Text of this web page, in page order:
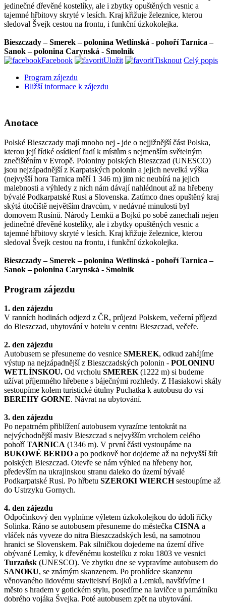
jedinečné dřevěné kostelíky, ale i zbytky opuštěných vesnic a
tajemné hřbitovy skryté v lesích. Kraj křižuje železnice, kterou
sledoval Švejk cestou na frontu, i funkční úzkokolejka.
Bieszczady – Smerek – polonina Wetlínská - pohoří Tarnica –
Sanok – polonina Carynská - Smolnik
Facebook
Uložit Tisknout Celý popis
Program zájezdu
Bližší informace k zájezdu
Anotace
Polské Bieszczady mají mnoho nej - jde o nejjižnější část Polska,
kterou její řídké osídlení řadí k místům s nejmenším světelným
znečištěním v Evropě. Poloniny polských Bieszczad (UNESCO)
jsou nejzápadnější z Karpatských polonin a jejich nevelká výška
(nejvyšší hora Tarnica měří 1 346 m) jim nic neubírá na jejich
malebnosti a výhledy z nich nám dávají nahlédnout až na hřebeny
bývalé Podkarpatské Rusi a Slovenska. Zatímco dnes opuštěný kraj
skýtá útočiště největším dravcům, v nedávné minulosti byl
domovem Rusínů. Národy Lemků a Bojků po sobě zanechali nejen
jedinečné dřevěné kostelíky, ale i zbytky opuštěných vesnic a
tajemné hřbitovy skryté v lesích. Kraj křižuje železnice, kterou
sledoval Švejk cestou na frontu, i funkční úzkokolejka.
Bieszczady – Smerek – polonina Wetlínská - pohoří Tarnica –
Sanok – polonina Carynská - Smolnik
Program zájezdu
1. den zájezdu
V ranních hodinách odjezd z ČR, průjezd Polskem, večerní příjezd
do Bieszczad, ubytování v hotelu v centru Bieszczad, večeře.
2. den zájezdu
Autobusem se přesuneme do vesnice SMEREK, odkud zahájíme
výstup na nejzápadnější z Bieszczadských polonin - POLONINU
WETLÍNSKOU. Od vrcholu SMEREK (1222 m) si budeme
užívat příjemného hřebene s báječnými rozhledy. Z Hasiakowi skály
sestoupíme kolem turistické útulny Puchatka k autobusu do vsi
BEREHY GORNE. Návrat na ubytování.
3. den zájezdu
Po nepatrném přiblížení autobusem vyrazíme tentokrát na
nejvýchodnější masiv Bieszczad s nejvyšším vrcholem celého
pohoříTARNICA (1346 m). V první části vystoupáme na
BUKOWÉ BERDO a po podkově hor dojdeme až na nejvyšší štít
polských Bieszczad. Otevře se nám výhled na hřebeny hor,
především na ukrajinskou stranu daleko do území bývalé
Podkarpatské Rusi. Po hřbetu SZEROKI WIERCHsestoupíme až
do Ustrzyku Gornych.
4. den zájezdu
Odpočinkový den vyplníme výletem úzkokolejkou do údolí říčky
Solinka. Ráno se autobusem přesuneme do městečka CISNA a
vláček nás vyveze do nitra Bieszczadských lesů, na samotnou
hranici se Slovenskem. Pak silničkou dojedeme na území dříve
obývané Lemky, k dřevěnému kostelíku z roku 1803 ve vesnici
Turzaňsk (UNESCO). Ve zbytku dne se vypravíme autobusem do
SANOKU, se známým skanzenem. Po prohlídce skanzenu
věnovaného lidovému stavitelství Bojků a Lemků, navštívíme i
město s hradem v gotickém stylu, posedíme na lavičce u památníku
dobrého vojáka Švejka. Poté autobusem zpět na ubytování.